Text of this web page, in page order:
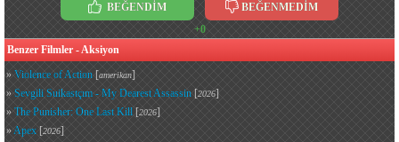
BEĞENDİM
BEĞENMEDİM
+0
Benzer Filmler - Aksiyon
» Violence of Action [amerikan]
» Sevgili Suikastçım - My Dearest Assassin [2026]
» The Punisher: One Last Kill [2026]
»Apex [2026]